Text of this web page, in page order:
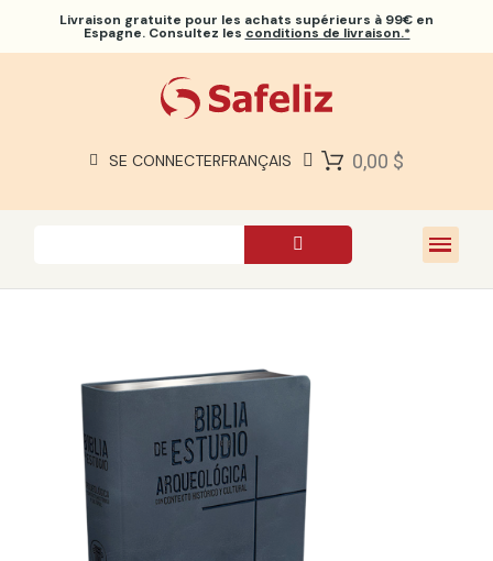
Livraison gratuite pour les achats supérieurs à 99€ en
Espagne. Consultez les conditions de livraison.*
SE CONNECTERFRANÇAIS 0,00 $
À PROPOS DE NOUS